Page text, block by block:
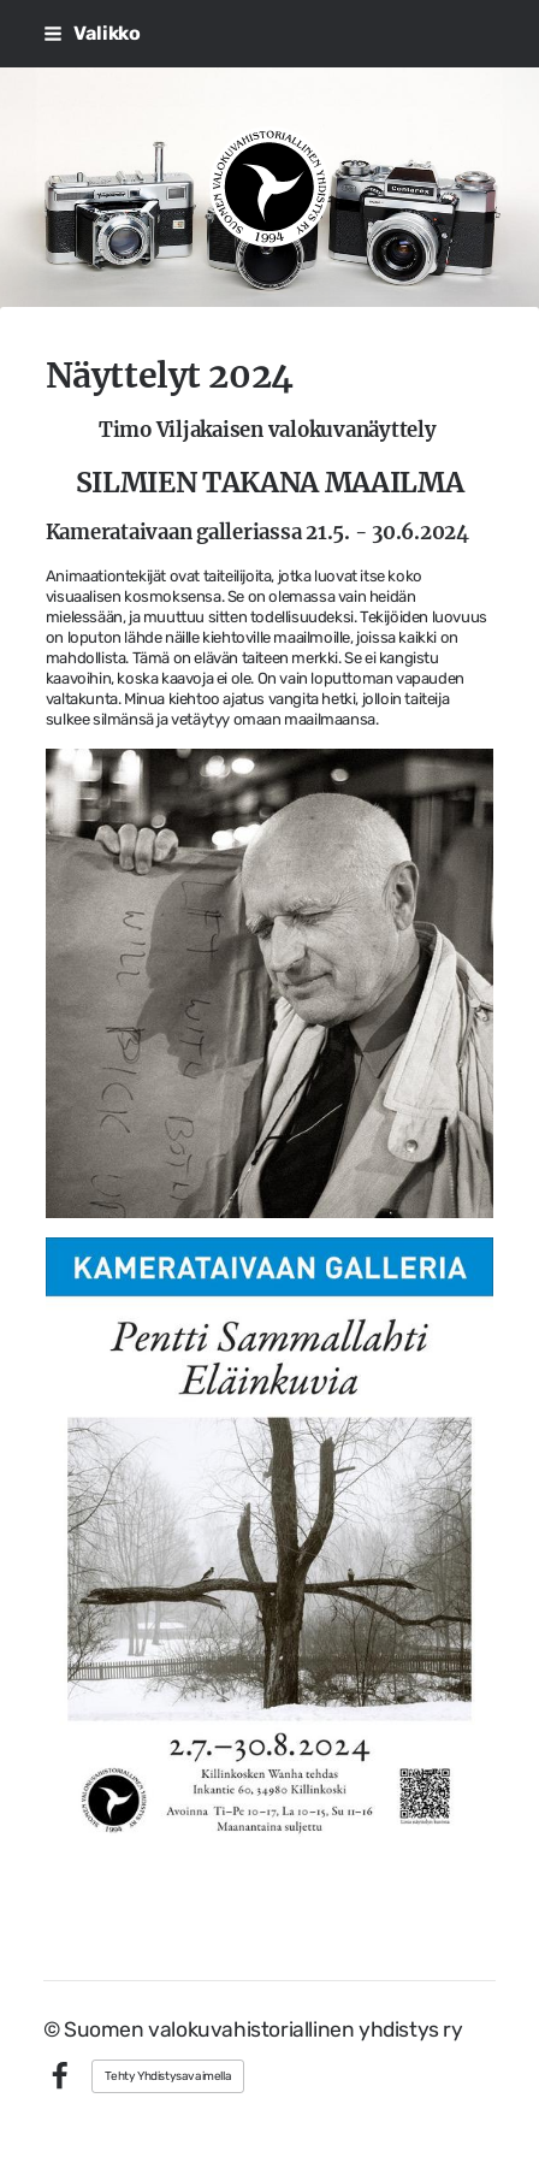
Siirry
sivun
sisältöön
Valikko
Suomen
Näyttelyt 2024
Timo Viljakaisen valokuvanäyttely
SILMIEN TAKANA MAAILMA
Kamerataivaan galleriassa 21.5. - 30.6.2024
Animaationtekijät ovat taiteilijoita, jotka luovat itse koko
visuaalisen kosmoksensa. Se on olemassa vain heidän
mielessään, ja muuttuu sitten todellisuudeksi. Tekijöiden luovuus
on loputon lähde näille kiehtoville maailmoille, joissa kaikki on
mahdollista. Tämä on elävän taiteen merkki. Se ei kangistu
kaavoihin, koska kaavoja ei ole. On vain loputtoman vapauden
valtakunta. Minua kiehtoo ajatus vangita hetki, jolloin taiteija
sulkee silmänsä ja vetäytyy omaan maailmaansa.
©Suomen valokuvahistoriallinen yhdistys ry
Facebook
Tehty Yhdistysavaimella